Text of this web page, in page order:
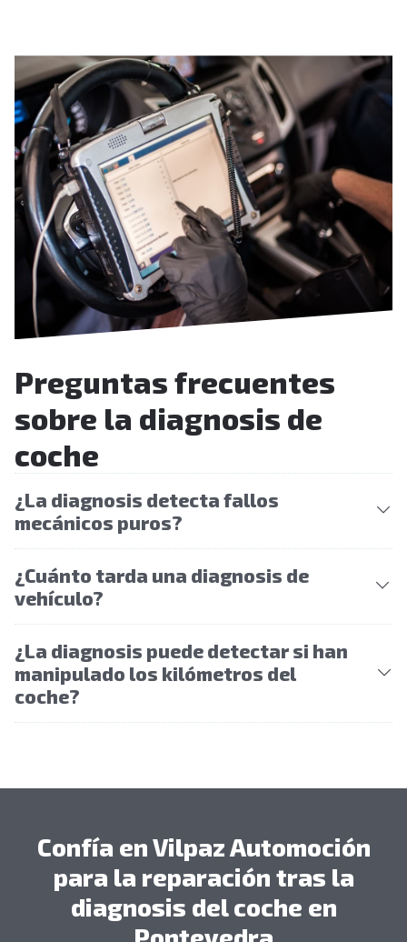
Preguntas frecuentes
sobre la diagnosis de
coche
¿La diagnosis detecta fallos
mecánicos puros?
¿Cuánto tarda una diagnosis de
vehículo?
¿La diagnosis puede detectar si han
manipulado los kilómetros del
coche?
Confía en Vilpaz Automoción
para la reparación tras la
diagnosis del coche en